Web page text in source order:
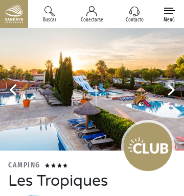
Buscar Conectarse Contacto Menú
CAMPING
Les Tropiques